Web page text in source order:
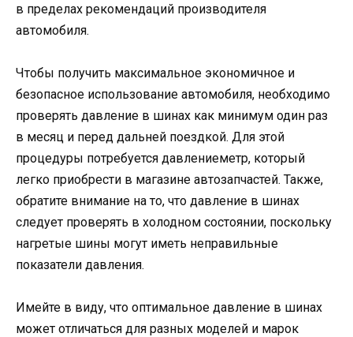
в пределах рекомендаций производителя
автомобиля.
Чтобы получить максимальное экономичное и
безопасное использование автомобиля, необходимо
проверять давление в шинах как минимум один раз
в месяц и перед дальней поездкой. Для этой
процедуры потребуется давлениеметр, который
легко приобрести в магазине автозапчастей. Также,
обратите внимание на то, что давление в шинах
следует проверять в холодном состоянии, поскольку
нагретые шины могут иметь неправильные
показатели давления.
Имейте в виду, что оптимальное давление в шинах
может отличаться для разных моделей и марок